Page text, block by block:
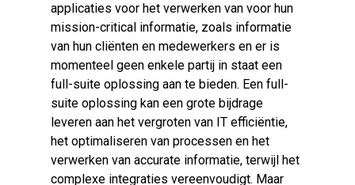
applicaties voor het verwerken van voor hun
mission-critical informatie, zoals informatie
van hun cliënten en medewerkers en er is
momenteel geen enkele partij in staat een
full-suite oplossing aan te bieden. Een full-
suite oplossing kan een grote bijdrage
leveren aan het vergroten van IT efficiëntie,
het optimaliseren van processen en het
verwerken van accurate informatie, terwijl het
complexe integraties vereenvoudigt. Maar